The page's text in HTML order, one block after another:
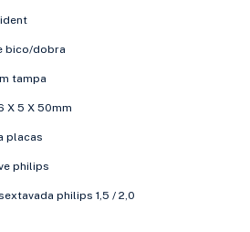
bico/dobra
tampa
X 5 X 50mm
placas
philips
philips 1,5 / 2,0